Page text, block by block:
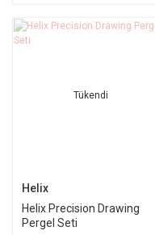
Tükendi
Helix
Helix Precision Drawing
Pergel Seti